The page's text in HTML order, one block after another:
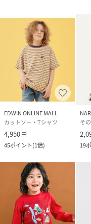
EDWIN ONLINE MALL
カットソー・Tシャツ
4,950円
45ポイント(1倍)
そ
19